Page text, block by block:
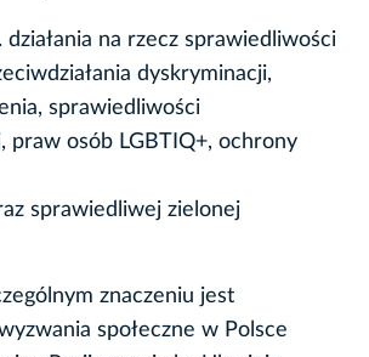
na rzecz sprawiedliwości
dyskryminacji,
sprawiedliwości
praw osób LGBTIQ+, ochrony
sprawiedliwej zielonej
znaczeniu jest
społeczne w Polsce